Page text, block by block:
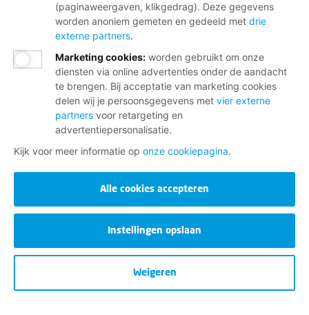
Neem contact op met de FNV
Vragen over het lidmaatschap
Vragen over werk en inkomen
Dienstverlening bij jou in de buurt
Meld je aan voor onze nieuwsbrief
Cookies
(paginaweergaven, klikgedrag). Deze gegevens
worden anoniem gemeten en gedeeld met drie
externe partners.
Marketing cookies: worden gebruikt om onze
diensten via online advertenties onder de aandacht
te brengen. Bij acceptatie van marketing cookies
delen wij je persoonsgegevens met vier externe
partners voor retargeting en
advertentiepersonalisatie.
Kijk voor meer informatie op onze cookiepagina.
Alle cookies accepteren
Instellingen opslaan
Weigeren